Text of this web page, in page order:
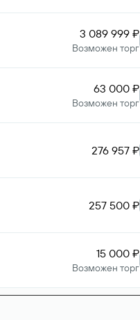
3 089 999 ₽
Возможен торг
63 000 ₽
Возможен торг
276 957 ₽
257 500 ₽
15 000 ₽
Возможен торг